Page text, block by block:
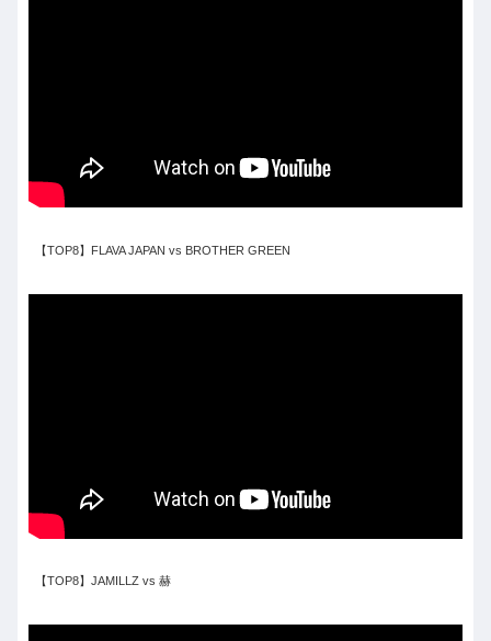
【TOP8】FLAVA JAPAN vs BROTHER GREEN
【TOP8】JAMILLZ vs 赫